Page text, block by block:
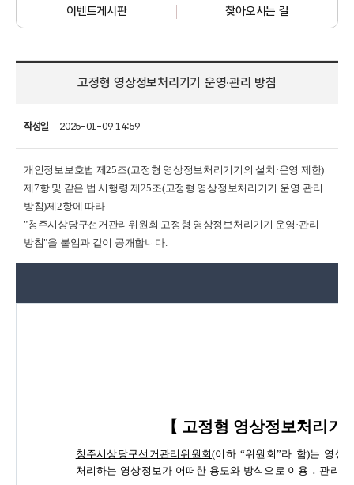
이벤트게시판 찾아오시는 길
고정형 영상정보처리기기 운영·관리 방침
작성일 2025-01-09 14:59
개인정보보호법 제25조(고정형 영상정보처리기기의 설치 ·운영 제한)
제7항 및 같은 법 시행령 제25조(고정형 영상정보처리기기 운영·관리
방침)제2항에 따라
"청주시상당구선거관리위원회 고정형 영상정보처리기기 운영 ·관리
방침"을 붙임과 같이 공개합니다.